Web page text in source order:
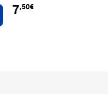
au panier
7,50€